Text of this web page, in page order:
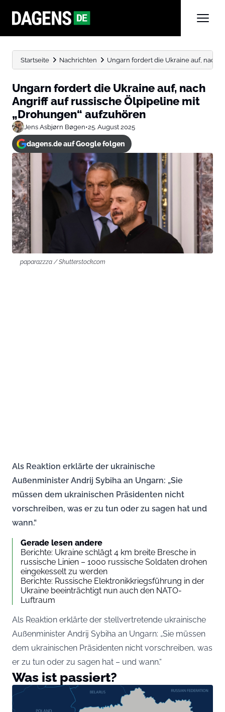
Startseite Nachrichten Ungarn fordert die Ukraine auf, nach
Ungarn fordert die Ukraine auf, nach
Angriff auf russische Ölpipeline mit
„Drohungen“ aufzuhören
Jens Asbjørn Bøgen•25. August 2025
dagens.de auf Google folgen
paparazzza / Shutterstock.com
Als Reaktion erklärte der ukrainische
Außenminister Andrij Sybiha an Ungarn: „Sie
müssen dem ukrainischen Präsidenten nicht
vorschreiben, was er zu tun oder zu sagen hat und
wann.“
Gerade lesen andere
Berichte: Ukraine schlägt 4 km breite Bresche in
russische Linien – 1000 russische Soldaten drohen
eingekesselt zu werden
Berichte: Russische Elektronikkriegsführung in der
Ukraine beeinträchtigt nun auch den NATO-
Luftraum
Als Reaktion erklärte der stellvertretende ukrainische
Außenminister Andrij Sybiha an Ungarn: „Sie müssen
dem ukrainischen Präsidenten nicht vorschreiben, was
er zu tun oder zu sagen hat – und wann.“
Was ist passiert?